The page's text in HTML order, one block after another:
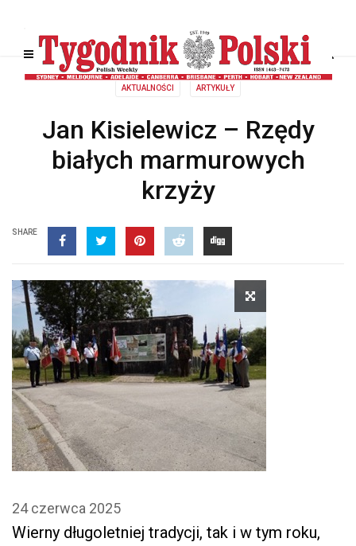
AKTUALNOŚCI ARTYKUŁY
Jan Kisielewicz – Rzędy
białych marmurowych
krzyży
SHARE
24 czerwca 2025
Wierny długoletniej tradycji, tak i w tym roku,